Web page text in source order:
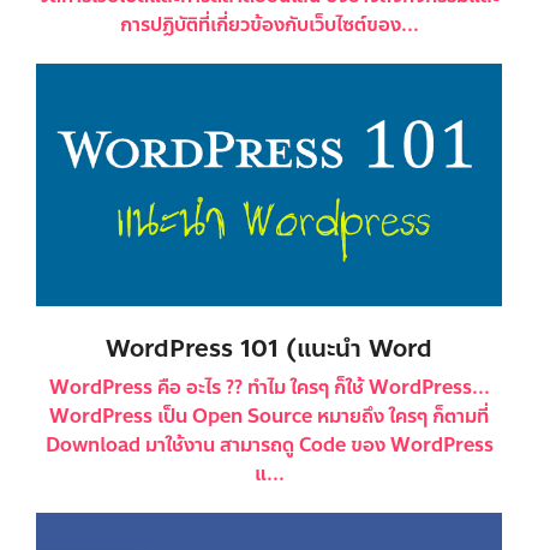
การปฏิบัติที่เกี่ยวข้องกับเว็บไซต์ของ...
WordPress 101 (แนะนำ Word
WordPress คือ อะไร ?? ทำไม ใครๆ ก็ใช้ WordPress...
WordPress เป็น Open Source หมายถึง ใครๆ ก็ตามที่
Download มาใช้งาน สามารถดู Code ของ WordPress
แ...